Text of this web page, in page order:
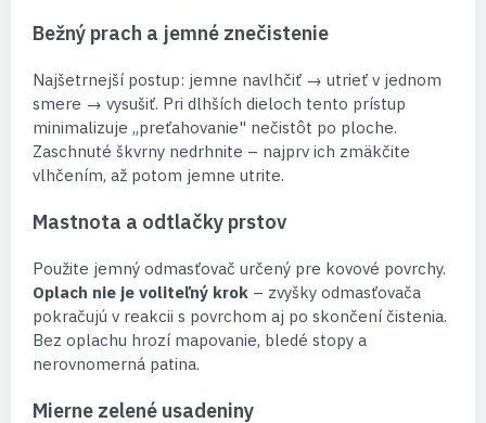
Bežný prach a jemné znečistenie
Najšetrnejší postup: jemne navlhčiť → utrieť v jednom
smere → vysušiť. Pri dlhších dieloch tento prístup
minimalizuje „preťahovanie" nečistôt po ploche.
Zaschnuté škvrny nedrhnite – najprv ich zmäkčite
vlhčením, až potom jemne utrite.
Mastnota a odtlačky prstov
Použite jemný odmasťovač určený pre kovové povrchy.
Oplach nie je voliteľný krok – zvyšky odmasťovača
pokračujú v reakcii s povrchom aj po skončení čistenia.
Bez oplachu hrozí mapovanie, bledé stopy a
nerovnomerná patina.
Mierne zelené usadeniny